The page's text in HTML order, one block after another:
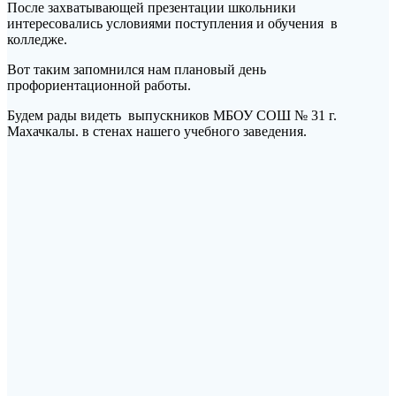
После захватывающей презентации школьники
интересовались условиями поступления и обучения в
колледже.
Вот таким запомнился нам плановый день
профориентационной работы.
Будем рады видеть выпускников МБОУ СОШ № 31 г.
Махачкалы. в стенах нашего учебного заведения.